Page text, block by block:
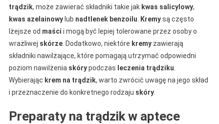
trądzik, może zawierać składniki takie jak kwas salicylowy,
kwas azelainowylub nadtlenek benzoilu Kremysą często
lżejsze od maści i mogą być lepiej tolerowane przez osoby o
wrażliwej skórze. Dodatkowo, niektóre kremyzawierają
składniki nawilżające, które pomagają utrzymać odpowiedni
poziom nawilżenia skórypodczas leczenia trądziku
Wybierając krem na trądzik, warto zwrócić uwagę na jego skład
i przeznaczenie do konkretnego rodzaju skóry.
Preparaty na trądzik w aptece